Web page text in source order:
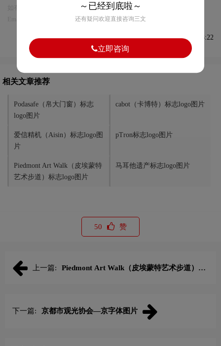
如有内容侵犯您的合法权益，请及时与我们联系
Email:75696531@qq.com，我们将第一时间安排删除。
发布于2022-07-28 08:48:22
相关文章推荐
Podasafe（帛大门窗）标志
logo图片
cabot（卡博特）标志logo图片
爱信精机（Aisin）标志logo图
片
pTron标志logo图片
Piedmont Art Walk（皮埃蒙特
艺术步道）标志logo图片
马耳他遗产标志logo图片
50 赞
上一篇:
Piedmont Art Walk（皮埃蒙特艺术步道）标
下一篇: 京都市观光协会—京字体图片
～已经到底啦～
还有疑问欢迎直接咨询三文
立即咨询